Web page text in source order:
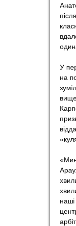
o
r
tУ
на